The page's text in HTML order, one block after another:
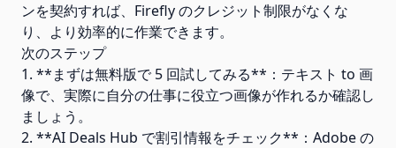
ンを契約すれば、Firefly のクレジット制限がなくな
り、より効率的に作業できます。
次のステップ
1. **まずは無料版で 5 回試してみる**：テキスト to 画
像で、実際に自分の仕事に役立つ画像が作れるか確認し
ましょう。
2. **AI Deals Hub で割引情報をチェック**：Adobe の